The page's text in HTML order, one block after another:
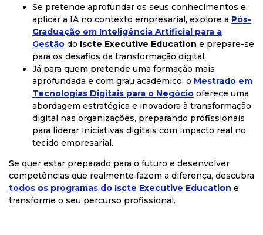
Se pretende aprofundar os seus conhecimentos e
aplicar a IA no contexto empresarial, explore a Pós-
Graduação em Inteligência Artificial para a
Gestão do Iscte Executive Education e prepare-se
para os desafios da transformação digital.
Já para quem pretende uma formação mais
aprofundada e com grau académico, o Mestrado em
Tecnologias Digitais para o Negócio oferece uma
abordagem estratégica e inovadora à transformação
digital nas organizações, preparando profissionais
para liderar iniciativas digitais com impacto real no
tecido empresarial.
Se quer estar preparado para o futuro e desenvolver
competências que realmente fazem a diferença, descubra
todos os programas do Iscte Executive Education e
transforme o seu percurso profissional.